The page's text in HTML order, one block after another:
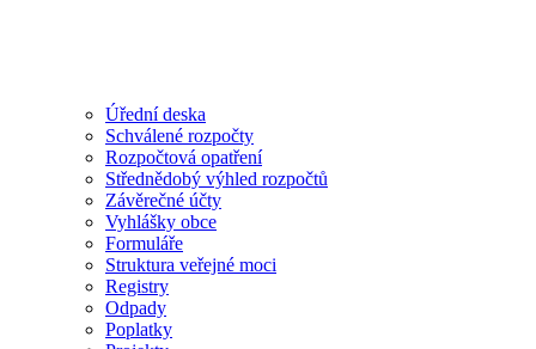
Úřední deska
Schválené rozpočty
Rozpočtová opatření
Střednědobý výhled rozpočtů
Závěrečné účty
Vyhlášky obce
Formuláře
Struktura veřejné moci
Registry
Odpady
Poplatky